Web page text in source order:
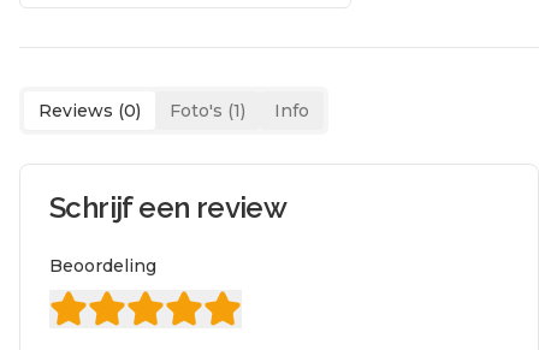
Reviews (0) Foto's (1) Info
Schrijf een review
Beoordeling